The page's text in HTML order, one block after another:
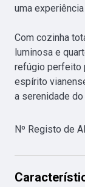
uma
Com cozinha
luminosa e
refúgio perfeito
espírito
a serenidade do
Nº Registo de